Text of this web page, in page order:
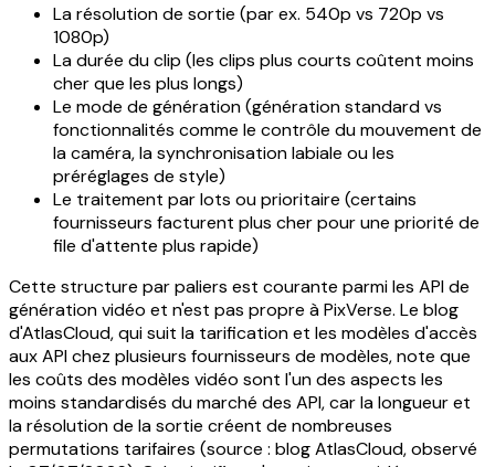
La résolution de sortie (par ex. 540p vs 720p vs
1080p)
La durée du clip (les clips plus courts coûtent moins
cher que les plus longs)
Le mode de génération (génération standard vs
fonctionnalités comme le contrôle du mouvement de
la caméra, la synchronisation labiale ou les
préréglages de style)
Le traitement par lots ou prioritaire (certains
fournisseurs facturent plus cher pour une priorité de
file d'attente plus rapide)
Cette structure par paliers est courante parmi les API de
génération vidéo et n'est pas propre à PixVerse. Le blog
d'AtlasCloud, qui suit la tarification et les modèles d'accès
aux API chez plusieurs fournisseurs de modèles, note que
les coûts des modèles vidéo sont l'un des aspects les
moins standardisés du marché des API, car la longueur et
la résolution de la sortie créent de nombreuses
permutations tarifaires (source : blog AtlasCloud, observé